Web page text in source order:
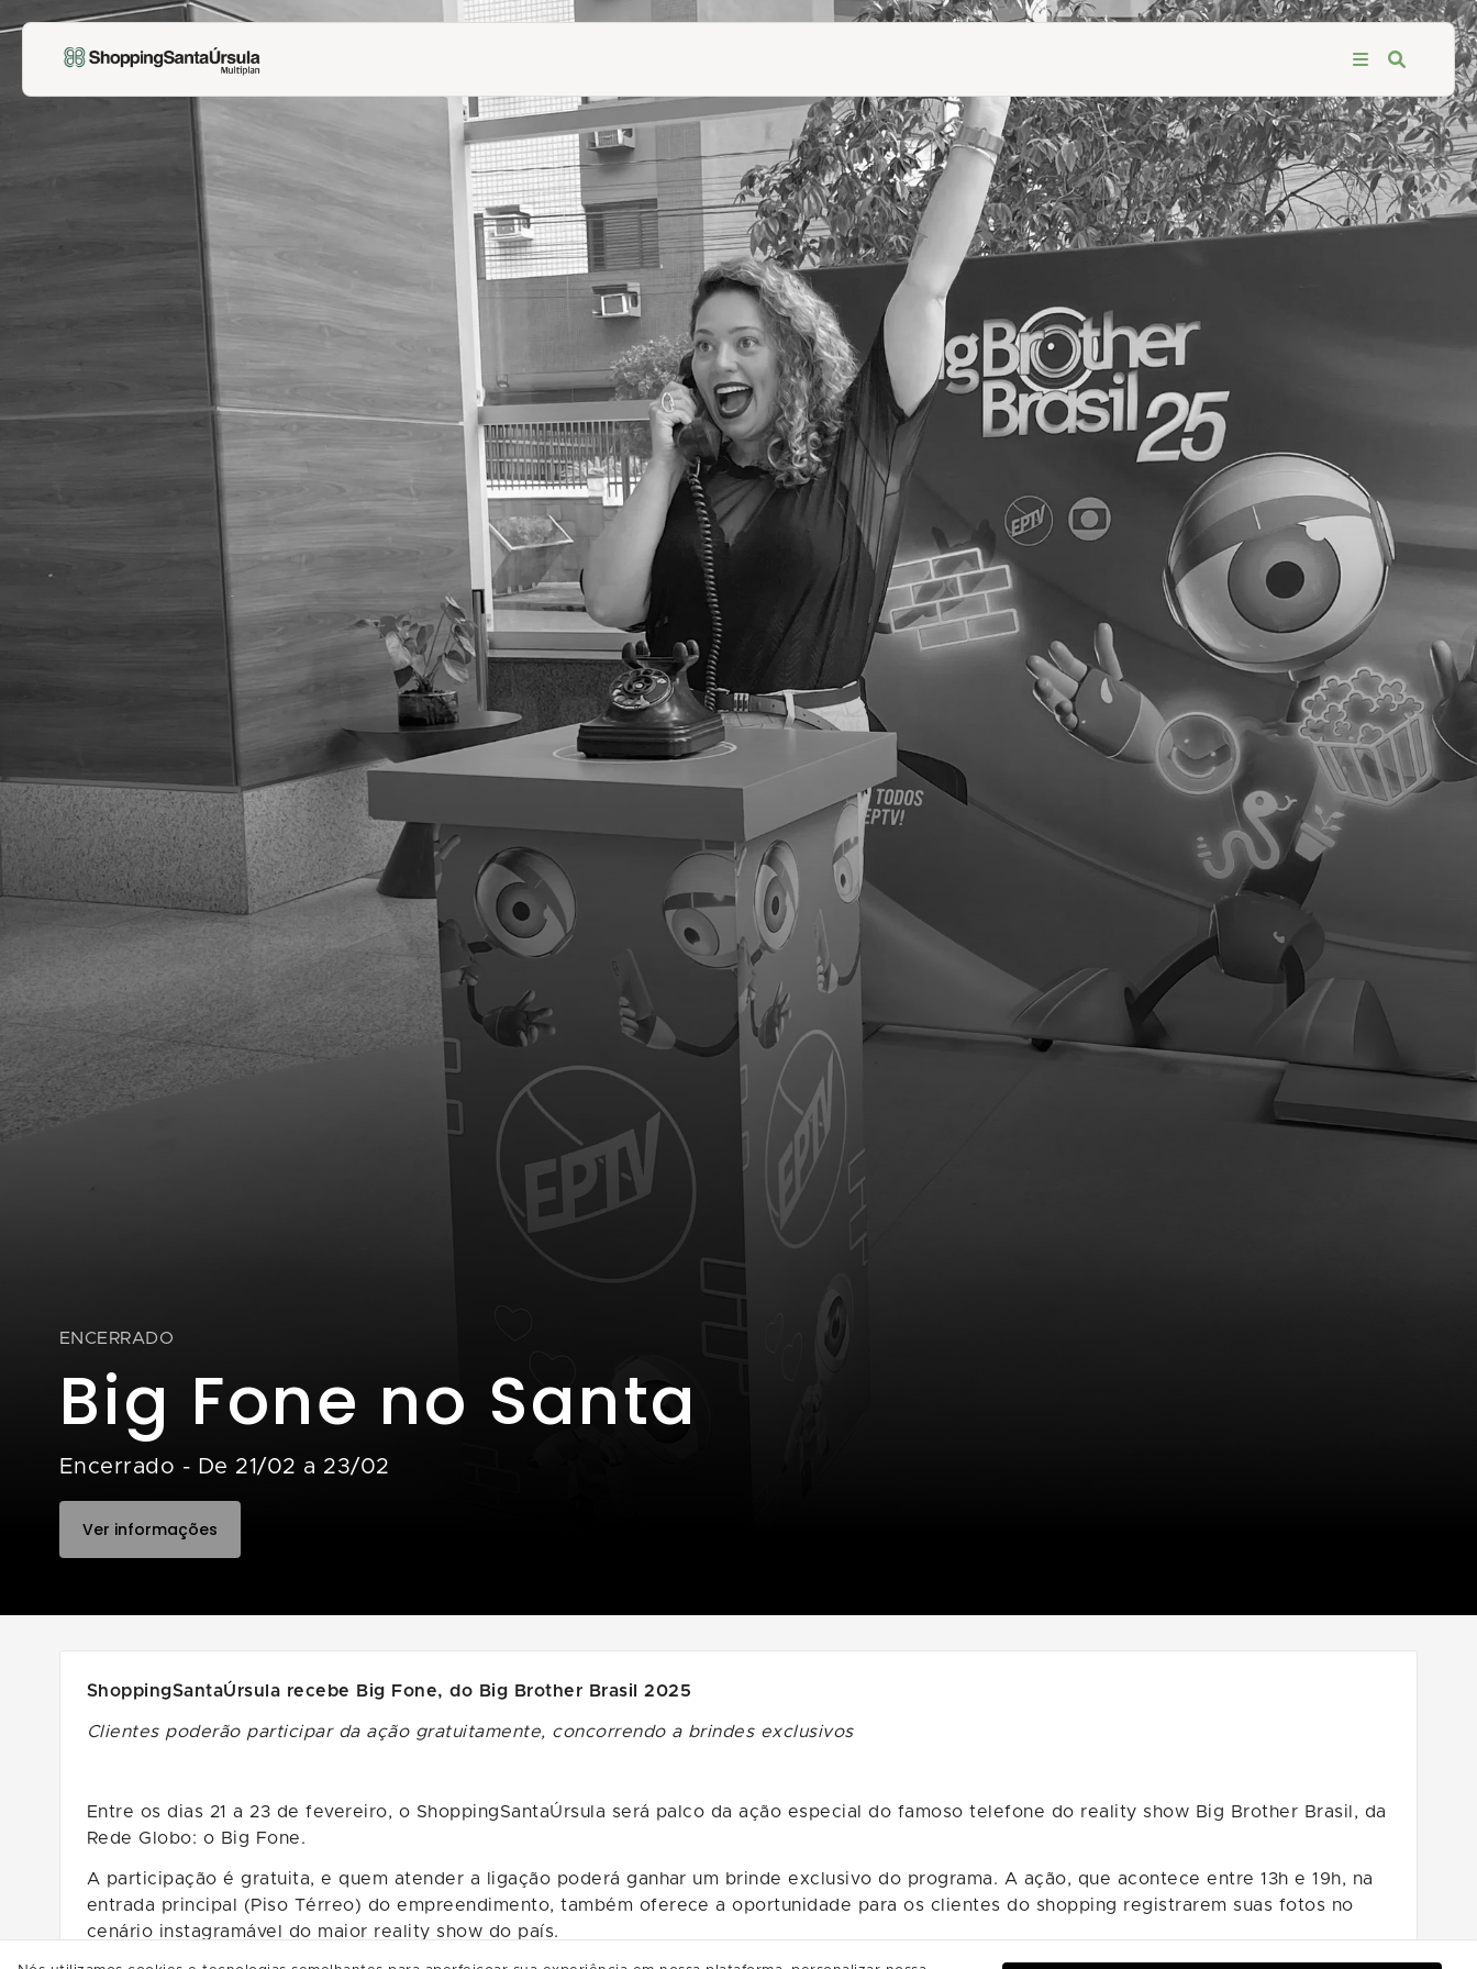
ENCERRADO
Big Fone no Santa
Encerrado - De 21/02 a 23/02
Ver informações
ShoppingSantaÚrsula recebe Big Fone, do Big Brother Brasil 2025
Clientes poderão participar da ação gratuitamente, concorrendo a brindes exclusivos
Entre os dias 21 a 23 de fevereiro, o ShoppingSantaÚrsula será palco da ação especial do famoso telefone do reality show Big Brother Brasil, da
Rede Globo: o Big Fone.
A participação é gratuita, e quem atender a ligação poderá ganhar um brinde exclusivo do programa. A ação, que acontece entre 13h e 19h, na
entrada principal (Piso Térreo) do empreendimento, também oferece a oportunidade para os clientes do shopping registrarem suas fotos no
cenário instagramável do maior reality show do país.